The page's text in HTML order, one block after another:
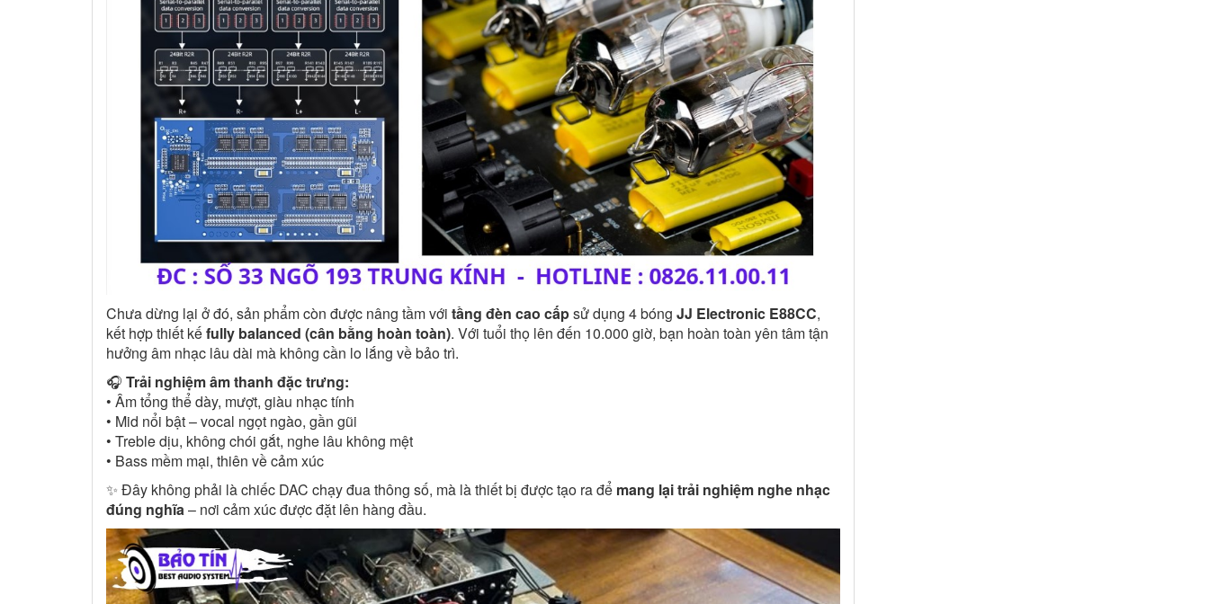
Chưa dừng lại ở đó, sản phẩm còn được nâng tầm với tầng đèn cao cấpsử dụng 4 bóng JJ Electronic E88CC,
kết hợp thiết kếfully balanced (cân bằng hoàn toàn). Với tuổi thọ lên đến 10.000 giờ, bạn hoàn toàn yên tâm tận
hưởng âm nhạc lâu dài mà không cần lo lắng về bảo trì.
🎧 Trải nghiệm âm thanh đặc trưng:
• Âm tổng thể dày, mượt, giàu nhạc tính
• Mid nổi bật – vocal ngọt ngào, gần gũi
• Treble dịu, không chói gắt, nghe lâu không mệt
• Bass mềm mại, thiên về cảm xúc
✨ Đây không phải là chiếc DAC chạy đua thông số, mà là thiết bị được tạo ra để mang lại trải nghiệm nghe nhạc
đúng nghĩa– nơi cảm xúc được đặt lên hàng đầu.